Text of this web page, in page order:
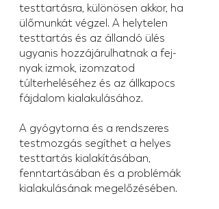
testtartásra, különösen akkor, ha
ülőmunkát végzel. A helytelen
testtartás és az állandó ülés
ugyanis hozzájárulhatnak a fej-
nyak izmok, izomzatod
túlterheléséhez és az állkapocs
fájdalom kialakulásához.
A gyógytorna és a rendszeres
testmozgás segíthet a helyes
testtartás kialakításában,
fenntartásában és a problémák
kialakulásának megelőzésében.